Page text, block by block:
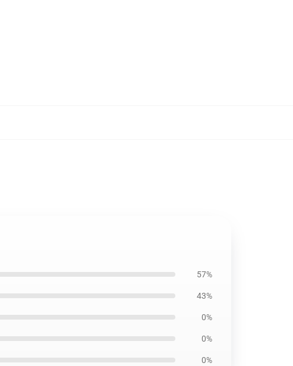
57%
43%
0%
0%
0%